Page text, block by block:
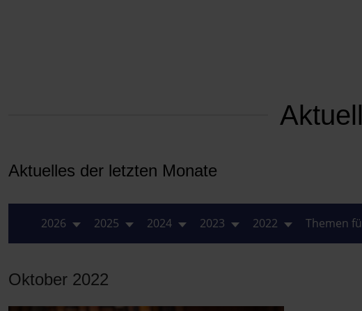
Aktuelles der letzten Monate
2026 2025 2024 2023 2022 Themen
Oktober 2022